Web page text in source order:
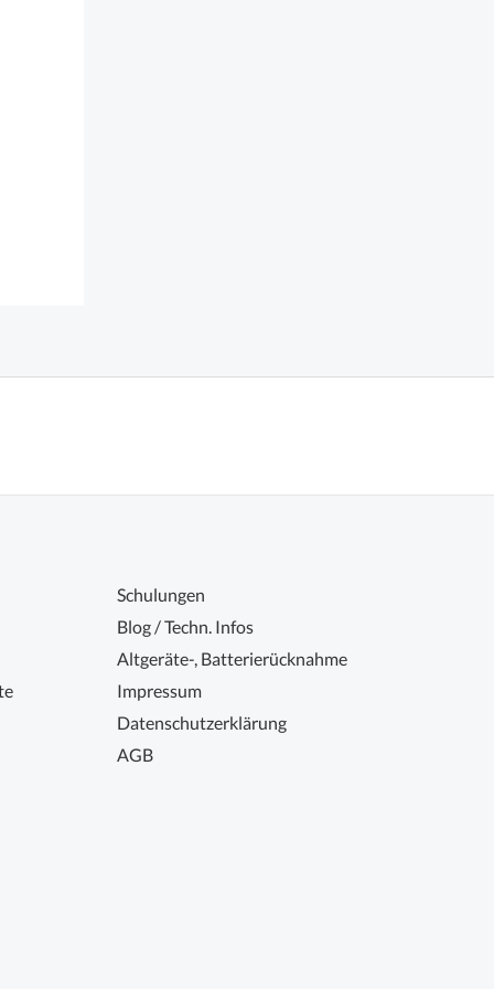
Schulungen
Blog / Techn. Infos
Altgeräte-, Batterierücknahme
Impressum
Datenschutzerklärung
AGB